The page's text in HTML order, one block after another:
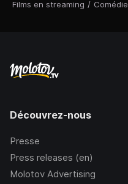
Films en streaming / Comédie
Découvrez-nous
Presse
Press releases (en)
Molotov Advertising